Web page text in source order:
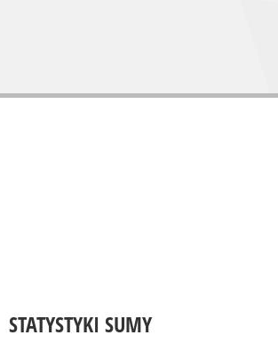
STATYSTYKI SUMY